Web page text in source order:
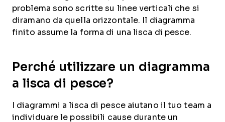
problema sono scritte su linee verticali che si
diramano da quella orizzontale. Il diagramma
finito assume la forma di una lisca di pesce.
Perché utilizzare un diagramma
a lisca di pesce?
I diagrammi a lisca di pesce aiutano il tuo team a
individuare le possibili cause durante un